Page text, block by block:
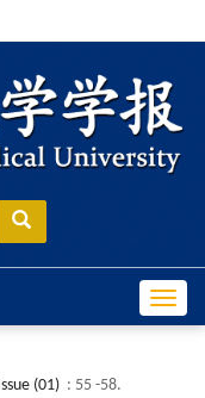
Issue (01) : 55 -58.